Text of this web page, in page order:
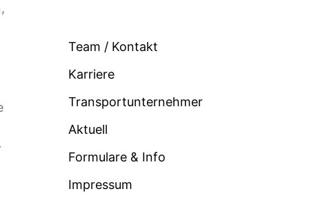
Team / Kontakt
Karriere
Transportunternehmer
Aktuell
Formulare & Info
Impressum